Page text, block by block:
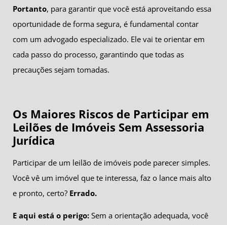
Portanto, para garantir que você está aproveitando essa
oportunidade de forma segura, é fundamental contar
com um advogado especializado. Ele vai te orientar em
cada passo do processo, garantindo que todas as
precauções sejam tomadas.
Os Maiores Riscos de Participar em
Leilões de Imóveis Sem Assessoria
Jurídica
Participar de um leilão de imóveis pode parecer simples.
Você vê um imóvel que te interessa, faz o lance mais alto
e pronto, certo? Errado.
E aqui está o perigo: Sem a orientação adequada, você